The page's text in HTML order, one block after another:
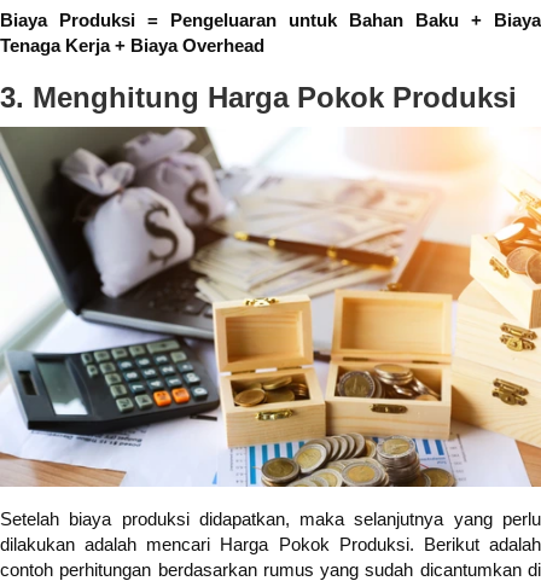
Biaya Produksi = Pengeluaran untuk Bahan Baku + Biaya
Tenaga Kerja + Biaya Overhead
3. Menghitung Harga Pokok Produksi
Setelah biaya produksi didapatkan, maka selanjutnya yang perlu
dilakukan adalah mencari Harga Pokok Produksi. Berikut adalah
contoh perhitungan berdasarkan rumus yang sudah dicantumkan di